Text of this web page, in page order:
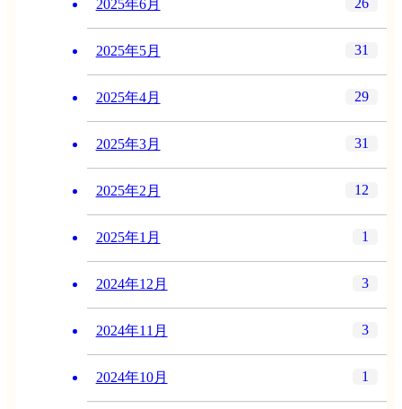
2025年6月
2025年5月 31
2025年4月 29
2025年3月 31
2025年2月 12
2025年1月 1
2024年12月 3
2024年11月 3
2024年10月 1